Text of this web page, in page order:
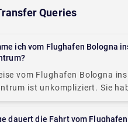
Queries
vom Flughafen Bologna ins
ist unkompliziert. Sie